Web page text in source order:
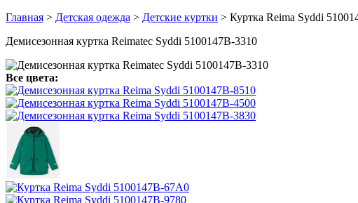
Главная > Детская одежда > Детские куртки > Куртка Reima Syddi
Демисезонная куртка Reimatec Syddi 5100147B-3310
Все цвета: